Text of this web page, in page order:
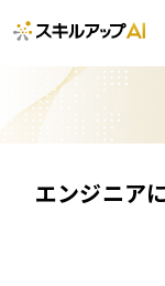
エンジニア